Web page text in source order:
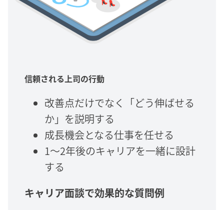
信頼される上司の行動
改善点だけでなく「どう伸ばせる
か」を説明する
成長機会となる仕事を任せる
1〜2年後のキャリアを一緒に設計
する
キャリア面談で効果的な質問例